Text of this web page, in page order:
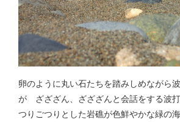
卵のように丸い石たちを踏みしめながら
が ざざざん、ざざざんと会話をする波
つりごつりとした岩礁が色鮮やかな緑の